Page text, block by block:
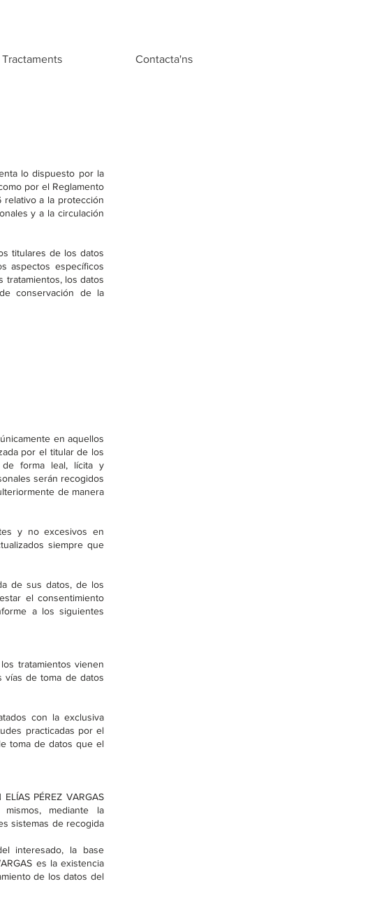
Tractaments Contacta'ns
lo dispuesto por la
por el Reglamento
relativo a la protección
y a la circulación
titulares de los datos
aspectos específicos
tratamientos, los datos
conservación de la
en aquellos
por el titular de los
de forma leal, lícita y
serán recogidos
de manera
y no excesivos en
siempre que
de sus datos, de los
el consentimiento
a los siguientes
tratamientos vienen
vías de toma de datos
con la exclusiva
practicadas por el
toma de datos que el
PÉREZ VARGAS
mediante la
sistemas de recogida
interesado, la base
es la existencia
de los datos del